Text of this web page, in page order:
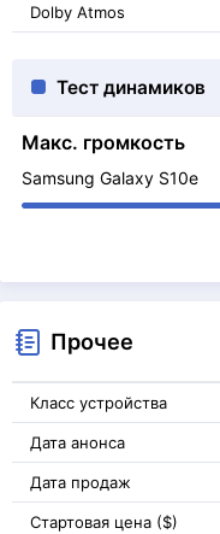
Dolby Atmos
Тест динамиков
Макс. громкость
Samsung Galaxy S10e
Прочее
Класс устройства
Дата анонса
Дата продаж
Стартовая цена ($)